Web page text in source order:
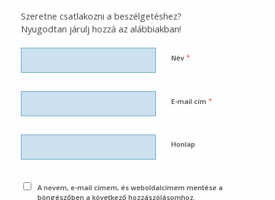
Szeretne csatlakozni a beszélgetéshez?
Nyugodtan járulj hozzá az alábbiakban!
Név *
E-mail cím *
Honlap
A nevem, e-mail címem, és weboldalcímem mentése a
böngészőben a következő hozzászólásomhoz.